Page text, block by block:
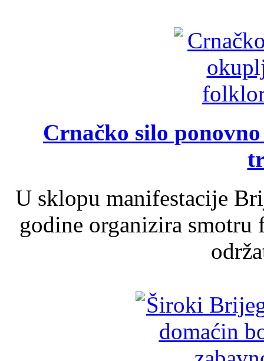
Crnačko silo
U sklopu manifestacije
godine organizira